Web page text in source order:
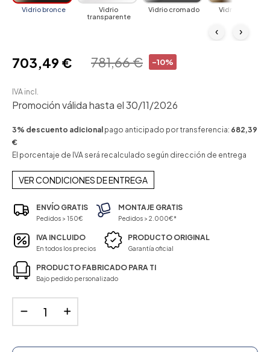
Vidrio bronce
Vidrio
transparente
Vidrio cromado Vidrio cobre
‹ ›
-10%
781,66 €
703,49 €
IVA incl.
Promoción válida hasta el 30/11/2026
3% descuento adicional pago anticipado por transferencia: 682,39
€
El porcentaje de IVA será recalculado según dirección de entrega
VER CONDICIONES DE ENTREGA
ENVÍO GRATIS
Pedidos > 150€
MONTAJE GRATIS
Pedidos > 2.000€*
IVA INCLUIDO
En todos los precios
PRODUCTO ORIGINAL
Garantía oficial
PRODUCTO FABRICADO PARA TI
Bajo pedido personalizado